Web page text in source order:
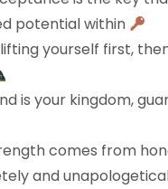
potential within
lifting yourself first,
is your kingdom,
comes from
and